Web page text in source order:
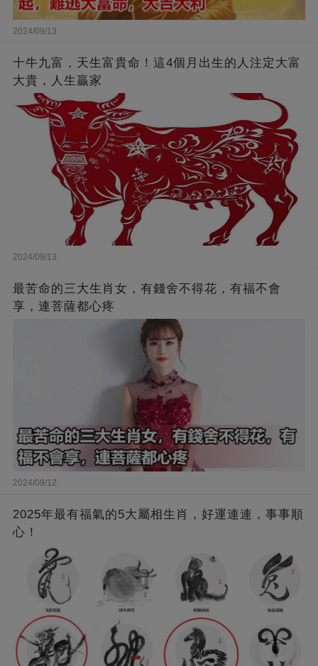
2024/09/13
十牛九富，天生富貴命！這4個月出生的人注定大富
大貴，人生贏家
2024/09/13
最苦命的三大生肖女，有錢舍不得花，有福不會
享，連菩薩都心疼
2024/09/12
2025年最有福氣的5大屬相生肖，好運連連，事事順
心！